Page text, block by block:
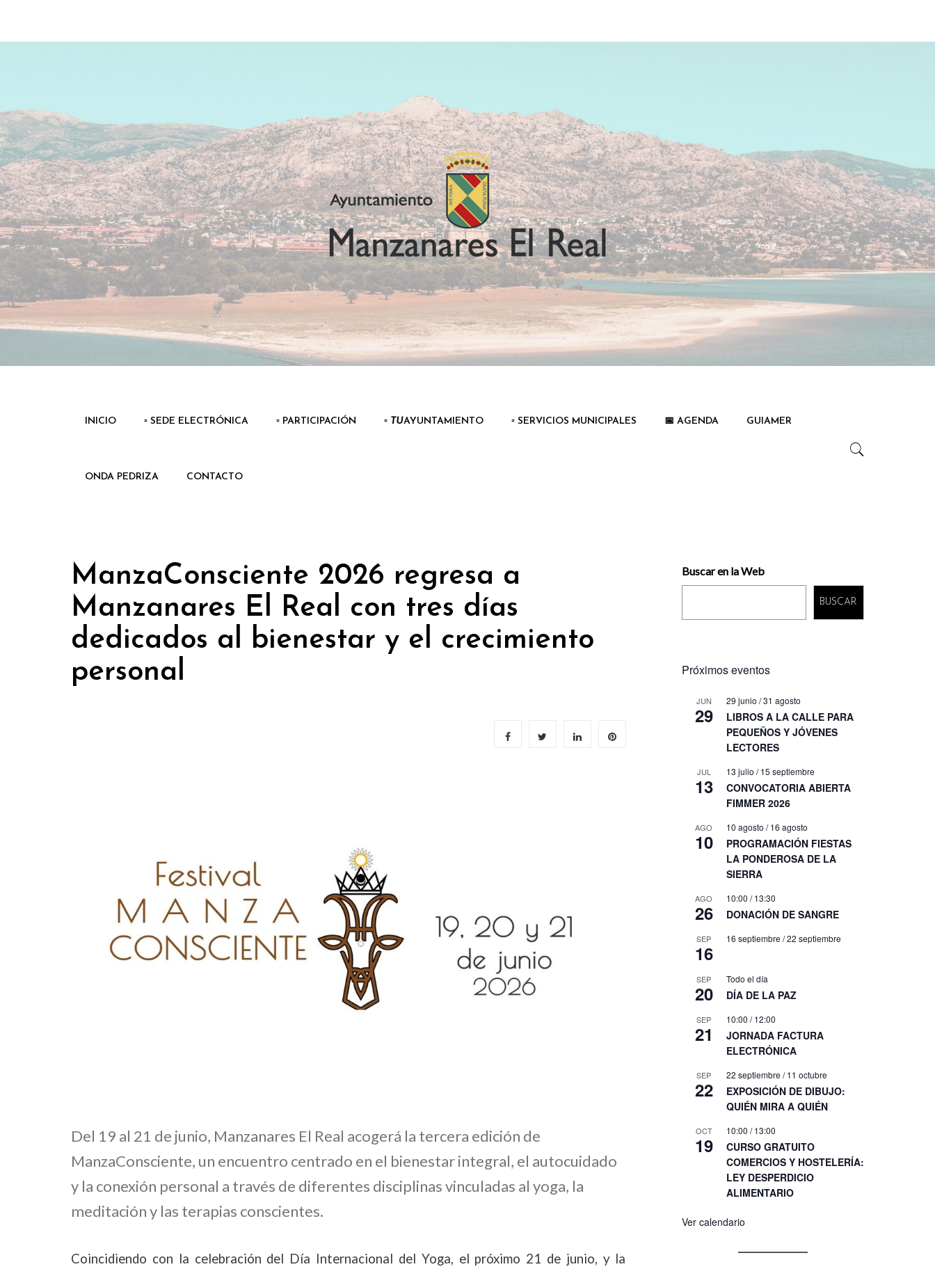
INICIO ▫️ SEDE ELECTRÓNICA ▫️ PARTICIPACIÓN ▫️ TUAYUNTAMIENTO ▫️ SERVICIOS MUNICIPALES 📅 AGENDA GUIAMER
ONDA PEDRIZA CONTACTO
ManzaConsciente 2026 regresa a
Manzanares El Real con tres días
dedicados al bienestar y el crecimiento
personal
Del 19 al 21 de junio, Manzanares El Real acogerá la tercera edición de
ManzaConsciente, un encuentro centrado en el bienestar integral, el autocuidado
y la conexión personal a través de diferentes disciplinas vinculadas al yoga, la
meditación y las terapias conscientes.
Coincidiendo con la celebración del Día Internacional del Yoga, el próximo 21 de junio, y la
Buscar en la Web
BUSCAR
Próximos eventos
JUN
29
29 junio /31 agosto
LIBROS A LA CALLE PARA
PEQUEÑOS Y JÓVENES
LECTORES
JUL
13
13 julio /15 septiembre
CONVOCATORIA ABIERTA
FIMMER 2026
AGO
10
10 agosto /16 agosto
PROGRAMACIÓN FIESTAS
LA PONDEROSA DE LA
SIERRA
AGO
26
10:00 /13:30
DONACIÓN DE SANGRE
SEP
16
16 septiembre /22 septiembre
SEP
20
Todo el día
DÍA DE LA PAZ
SEP
21
10:00 /12:00
JORNADA FACTURA
ELECTRÓNICA
SEP
22
22 septiembre /11 octubre
EXPOSICIÓN DE DIBUJO:
QUIÉN MIRA A QUIÉN
OCT
19
10:00 /13:00
CURSO GRATUITO
COMERCIOS Y HOSTELERÍA:
LEY DESPERDICIO
ALIMENTARIO
Ver calendario